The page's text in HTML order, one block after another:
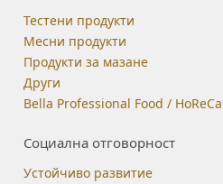
Тестени продукти
Месни продукти
Продукти за мазане
Други
Bella Professional Food / HoReCa
Социална отговорност
Устойчиво развитие